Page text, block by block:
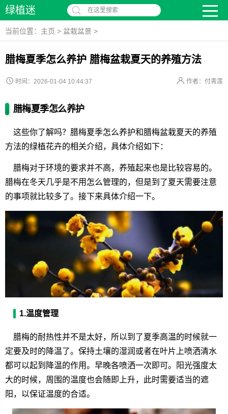
绿植迷 在这里搜索
当前位置： 主页 > 盆栽盆景 >
腊梅夏季怎么养护 腊梅盆栽夏天的养殖方法
时间：2026-01-04 10:44:37 作者：付青莲
腊梅夏季怎么养护
这些你了解吗？腊梅夏季怎么养护和腊梅盆栽夏天的养殖
方法的绿植花卉的相关介绍，具体介绍如下：
腊梅对于环境的要求并不高，养殖起来也是比较容易的。
腊梅在冬天几乎是不用怎么管理的，但是到了夏天需要注意
的事项就比较多了。接下来具体介绍一下。
1.温度管理
腊梅的耐热性并不是太好，所以到了夏季高温的时候就一
定要及时的降温了。保持土壤的湿润或者在叶片上喷洒清水
都可以起到降温的作用。早晚各喷洒一次即可。阳光强度太
大的时候，周围的温度也会随即上升，此时需要适当的遮
阳，以保证温度的合适。